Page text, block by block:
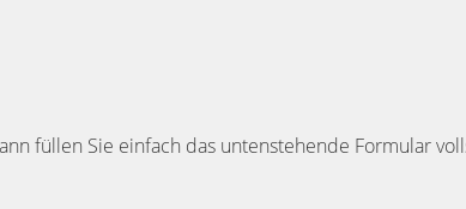
füllen Sie einfach das untenstehende Formular